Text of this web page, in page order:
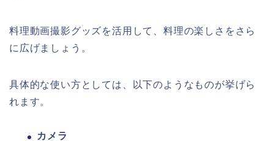
料理動画撮影グッズを活用して、料理の楽しさをさら
に広げましょう。
具体的な使い方としては、以下のようなものが挙げら
れます。
カメラ